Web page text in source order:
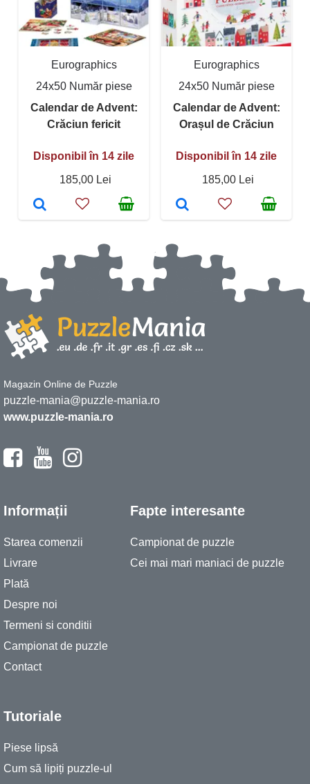
Eurographics
24x50 Număr piese
Calendar de Advent:
Crăciun fericit
Disponibil în 14 zile
185,00 Lei
Eurographics
24x50 Număr piese
Calendar de Advent:
Orașul de Crăciun
Disponibil în 14 zile
185,00 Lei
Magazin Online de Puzzle
puzzle-mania@puzzle-mania.ro
www.puzzle-mania.ro
Informații
Starea comenzii
Livrare
Plată
Despre noi
Termeni si conditii
Campionat de puzzle
Contact
Fapte interesante
Campionat de puzzle
Cei mai mari maniaci de puzzle
Tutoriale
Piese lipsă
Cum să lipiți puzzle-ul